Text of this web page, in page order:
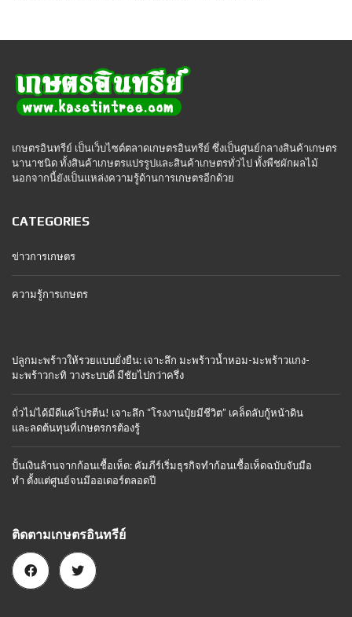
เกษตรอินทรีย์ เป็นเว็บไซต์ตลาดเกษตรอินทรีย์ ซึ่งเป็นศูนย์กลางสินค้าเกษตร
นานาชนิด ทั้งสินค้าเกษตรแปรรูปและสินค้าเกษตรทั่วไป ทั้งพืชผักผลไม้
นอกจากนี้ยังเป็นแหล่งความรู้ด้านการเกษตรอีกด้วย
CATEGORIES
ข่าวการเกษตร
ความรู้การเกษตร
ปลูกมะพร้าวให้รวยแบบยั่งยืน: เจาะลึก มะพร้าวน้ำหอม-มะพร้าวแกง-
มะพร้าวกะทิ วางระบบดี มีชัยไปกว่าครึ่ง
ถั่วไม่ได้มีดีแค่โปรตีน! เจาะลึก “โรงงานปุ๋ยมีชีวิต” เคล็ดลับกู้หน้าดิน
และลดต้นทุนที่เกษตรกรต้องรู้
ปั้นเงินล้านจากก้อนเชื้อเห็ด: คัมภีร์เริ่มธุรกิจทำก้อนเชื้อเห็ดฉบับจับมือ
ทำ ตั้งแต่ศูนย์จนมีออเดอร์ตลอดปี
ติดตามเกษตรอินทรีย์